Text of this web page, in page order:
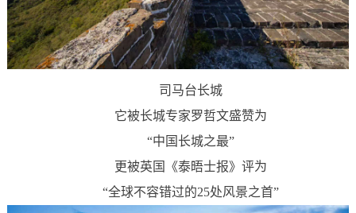
司马台长城
它被长城专家罗哲文盛赞为
“中国长城之最”
更被英国《泰晤士报》评为
“全球不容错过的25处风景之首”